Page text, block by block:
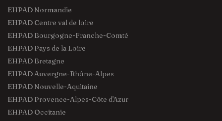
EHPAD Normandie
EHPAD Centre val de loire
EHPAD Bourgogne-Franche-Comté
EHPAD Pays de la Loire
EHPAD Bretagne
EHPAD Auvergne-Rhône-Alpes
EHPAD Nouvelle-Aquitaine
EHPAD Provence-Alpes-Côte d'Azur
EHPAD Occitanie